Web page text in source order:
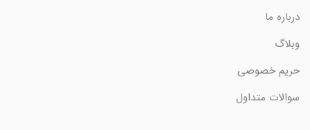
درباره ما
وبلاگ
حریم خصوصی
سوالات متداول